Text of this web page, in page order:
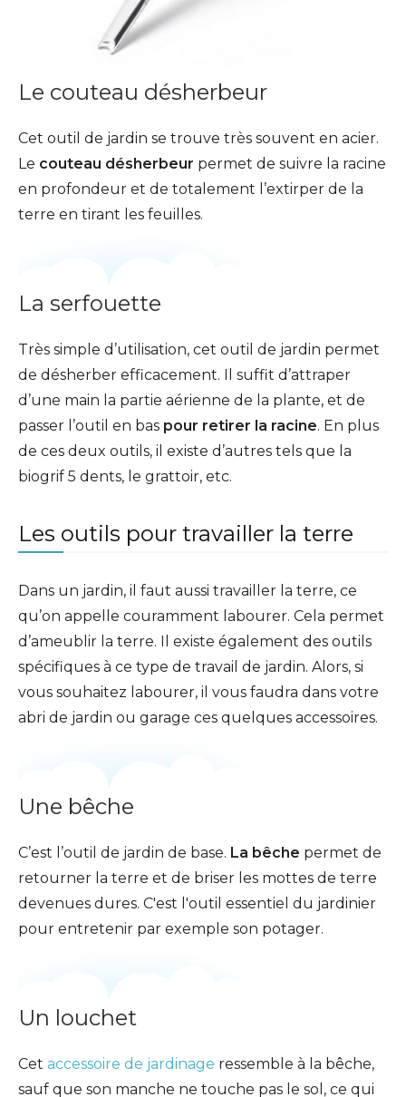
Le couteau désherbeur
Cet outil de jardin se trouve très souvent en acier.
Le couteau désherbeur permet de suivre la racine
en profondeur et de totalement l’extirper de la
terre en tirant les feuilles.
La serfouette
Très simple d’utilisation, cet outil de jardin permet
de désherber efficacement. Il suffit d’attraper
d’une main la partie aérienne de la plante, et de
passer l’outil en bas pour retirer la racine. En plus
de ces deux outils, il existe d’autres tels que la
biogrif 5 dents, le grattoir, etc.
Les outils pour travailler la terre
Dans un jardin, il faut aussi travailler la terre, ce
qu’on appelle couramment labourer. Cela permet
d’ameublir la terre. Il existe également des outils
spécifiques à ce type de travail de jardin. Alors, si
vous souhaitez labourer, il vous faudra dans votre
abri de jardin ou garage ces quelques accessoires.
Une bêche
C’est l’outil de jardin de base. La bêche permet de
retourner la terre et de briser les mottes de terre
devenues dures. C'est l'outil essentiel du jardinier
pour entretenir par exemple son potager.
Un louchet
Cet accessoire de jardinage ressemble à la bêche,
sauf que son manche ne touche pas le sol, ce qui